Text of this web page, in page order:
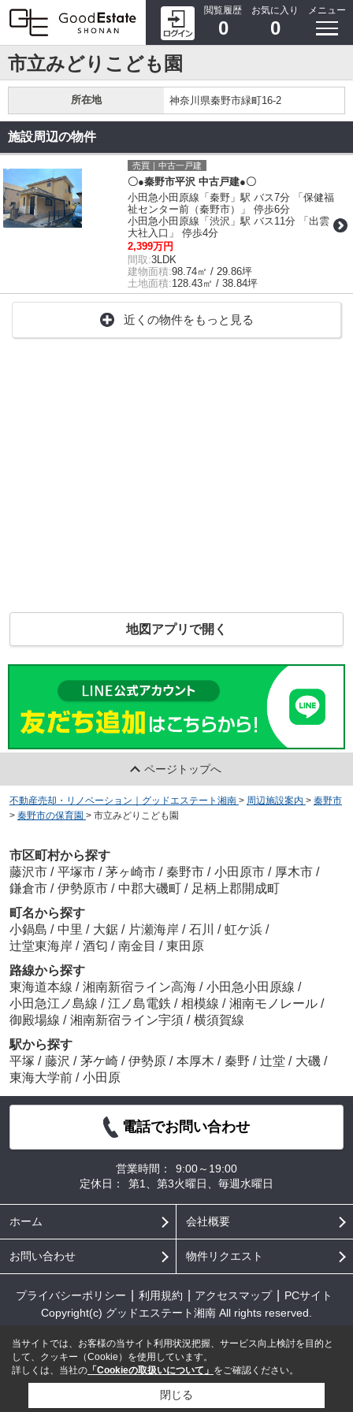
閲覧履歴
0
お気に入り
0
メニュー
市立みどりこども園
所在地 神奈川県秦野市緑町16-2
施設周辺の物件
売買｜中古一戸建
〇●秦野市平沢 中古戸建●〇
小田急小田原線「秦野」駅 バス7分 「保健福
祉センター前（秦野市）」 停歩6分
小田急小田原線「渋沢」駅 バス11分 「出雲
大社入口」 停歩4分
2,399万円
間取:3LDK
建物面積:98.74㎡ / 29.86坪
土地面積:128.43㎡ / 38.84坪
近くの物件をもっと見る
地図アプリで開く
ページトップへ
不動産売却・リノベーション｜グッドエステート湘南 > 周辺施設案内 > 秦野市
> 秦野市の保育園 > 市立みどりこども園
市区町村から探す
藤沢市 / 平塚市 / 茅ヶ崎市 / 秦野市 / 小田原市 / 厚木市 /
鎌倉市 / 伊勢原市 / 中郡大磯町 / 足柄上郡開成町
町名から探す
小鍋島 / 中里 / 大鋸 / 片瀬海岸 / 石川 / 虹ケ浜 /
辻堂東海岸 / 酒匂 / 南金目 / 東田原
路線から探す
東海道本線 / 湘南新宿ライン高海 / 小田急小田原線 /
小田急江ノ島線 / 江ノ島電鉄 / 相模線 / 湘南モノレール /
御殿場線 / 湘南新宿ライン宇須 / 横須賀線
駅から探す
平塚 / 藤沢 / 茅ケ崎 / 伊勢原 / 本厚木 / 秦野 / 辻堂 / 大磯 /
東海大学前 / 小田原
電話でお問い合わせ
営業時間：
9:00～19:00
定休日：
第1、第3火曜日、毎週水曜日
ホーム 会社概要
お問い合わせ 物件リクエスト
プライバシーポリシー 利用規約 アクセスマップ
PCサイト
Copyright(c) グッドエステート湘南 All rights reserved.
当サイトでは、お客様の当サイト利用状況把握、サービス向上検討を目的と
して、クッキー（Cookie）を使用しています。
詳しくは、当社の 「Cookieの取扱いについて」 をご確認ください。
閉じる